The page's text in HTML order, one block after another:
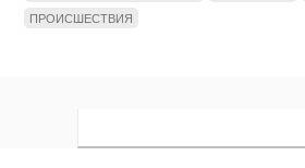
ПРОИСШЕСТВИЯ